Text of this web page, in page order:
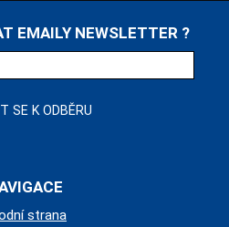
EMAILY NEWSLETTER ?
strana